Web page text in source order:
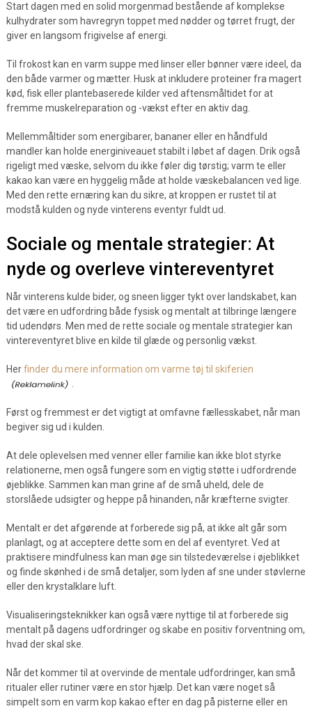
Start dagen med en solid morgenmad bestående af komplekse
kulhydrater som havregryn toppet med nødder og tørret frugt, der
giver en langsom frigivelse af energi.
Til frokost kan en varm suppe med linser eller bønner være ideel, da
den både varmer og mætter. Husk at inkludere proteiner fra magert
kød, fisk eller plantebaserede kilder ved aftensmåltidet for at
fremme muskelreparation og -vækst efter en aktiv dag.
Mellemmåltider som energibarer, bananer eller en håndfuld
mandler kan holde energiniveauet stabilt i løbet af dagen. Drik også
rigeligt med væske, selvom du ikke føler dig tørstig; varm te eller
kakao kan være en hyggelig måde at holde væskebalancen ved lige.
Med den rette ernæring kan du sikre, at kroppen er rustet til at
modstå kulden og nyde vinterens eventyr fuldt ud.
Sociale og mentale strategier: At
nyde og overleve vintereventyret
Når vinterens kulde bider, og sneen ligger tykt over landskabet, kan
det være en udfordring både fysisk og mentalt at tilbringe længere
tid udendørs. Men med de rette sociale og mentale strategier kan
vintereventyret blive en kilde til glæde og personlig vækst.
Herfinder du mere information om varme tøj til skiferien
Først og fremmest er det vigtigt at omfavne fællesskabet, når man
begiver sig ud i kulden.
At dele oplevelsen med venner eller familie kan ikke blot styrke
relationerne, men også fungere som en vigtig støtte i udfordrende
øjeblikke. Sammen kan man grine af de små uheld, dele de
storslåede udsigter og heppe på hinanden, når kræfterne svigter.
Mentalt er det afgørende at forberede sig på, at ikke alt går som
planlagt, og at acceptere dette som en del af eventyret. Ved at
praktisere mindfulness kan man øge sin tilstedeværelse i øjeblikket
og finde skønhed i de små detaljer, som lyden af sne under støvlerne
eller den krystalklare luft.
Visualiseringsteknikker kan også være nyttige til at forberede sig
mentalt på dagens udfordringer og skabe en positiv forventning om,
hvad der skal ske.
Når det kommer til at overvinde de mentale udfordringer, kan små
ritualer eller rutiner være en stor hjælp. Det kan være noget så
simpelt som en varm kop kakao efter en dag på pisterne eller en